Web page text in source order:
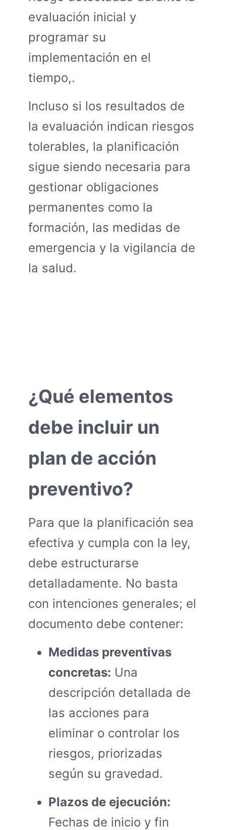
evaluación inicial y
programar su
implementación en el
tiempo,.
Incluso si los resultados de
la evaluación indican riesgos
tolerables, la planificación
sigue siendo necesaria para
gestionar obligaciones
permanentes como la
formación, las medidas de
emergencia y la vigilancia de
la salud.
¿Qué elementos
debe incluir un
plan de acción
preventivo?
Para que la planificación sea
efectiva y cumpla con la ley,
debe estructurarse
detalladamente. No basta
con intenciones generales; el
documento debe contener:
Medidas preventivas
concretas: Una
descripción detallada de
las acciones para
eliminar o controlar los
riesgos, priorizadas
según su gravedad.
Plazos de ejecución:
Fechas de inicio y fin